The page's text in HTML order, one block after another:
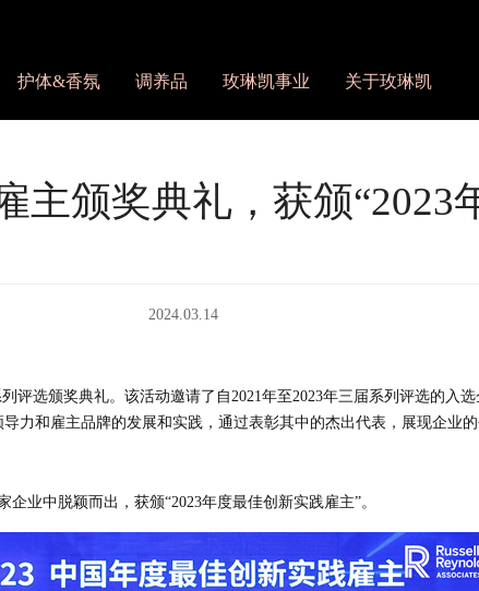
护体&香氛 调养品 玫琳凯事业 关于玫琳凯
主颁奖典礼，获颁“2023
2024.03.14
评选颁奖典礼。该活动邀请了自2021年至2023年三届系列评选的入
力和雇主品牌的发展和实践，通过表彰其中的杰出代表，展现企业
业中脱颖而出，获颁“2023年度最佳创新实践雇主”。